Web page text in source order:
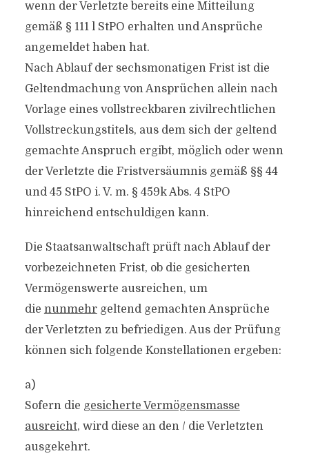
wenn der Verletzte bereits eine Mitteilung
gemäß § 111 l StPO erhalten und Ansprüche
angemeldet haben hat.
Nach Ablauf der sechsmonatigen Frist ist die
Geltendmachung von Ansprüchen allein nach
Vorlage eines vollstreckbaren zivilrechtlichen
Vollstreckungstitels, aus dem sich der geltend
gemachte Anspruch ergibt, möglich oder wenn
der Verletzte die Fristversäumnis gemäß §§ 44
und 45 StPO i. V. m. § 459k Abs. 4 StPO
hinreichend entschuldigen kann.
Die Staatsanwaltschaft prüft nach Ablauf der
vorbezeichneten Frist, ob die gesicherten
Vermögenswerte ausreichen, um
die nunmehrgeltend gemachten Ansprüche
der Verletzten zu befriedigen. Aus der Prüfung
können sich folgende Konstellationen ergeben:
a)
Sofern die gesicherte Vermögensmasse
ausreicht, wird diese an den / die Verletzten
ausgekehrt.